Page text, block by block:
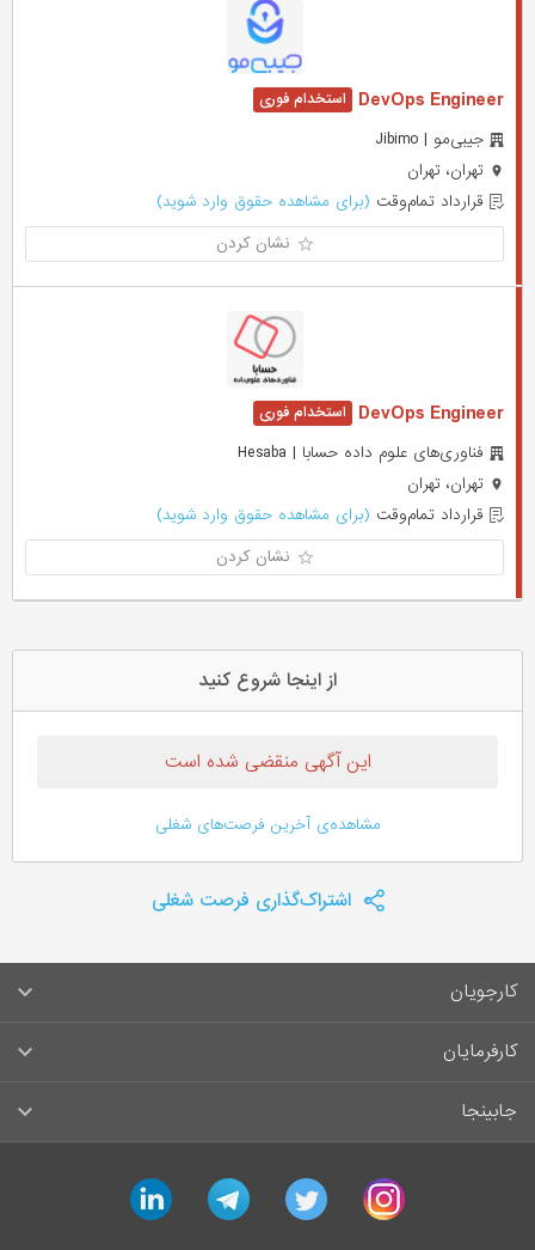
DevOps Engineer
جیبی‌مو | Jibimo
تهران، تهران
قرارداد تمام‌وقت (برای مشاهده حقوق وارد شوید)
نشان کردن
DevOps Engineer
فناوری‌های علوم داده حسابا | Hesaba
تهران، تهران
قرارداد تمام‌وقت (برای مشاهده حقوق وارد شوید)
نشان کردن
از اینجا شروع کنید
این آگهی منقضی شده است
مشاهده‌ی آخرین فرصت‌های شغلی
اشتراک‌گذاری فرصت شغلی
کارجویان
سوالات متداول کارجویان
لیست مشاغل
آگهی‌های استخدام
کارفرمایان
راهنمای ثبت آگهی استخدام
قوانین و مقررات کارفرمایان
جابینجا
جابینجا در رسانه‌ها
instagram
twitter
telegram
linkedin